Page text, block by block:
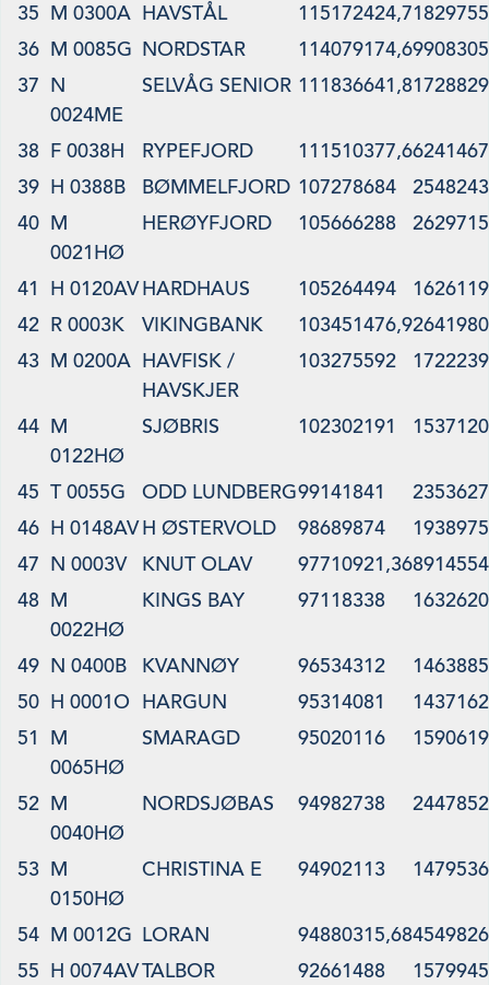
35 M 0300A HAVSTÅL 115172424,7
36 M 0085G NORDSTAR 114079174,6
37 N
0024ME
SELVÅG SENIOR 111836641,8
38 F 0038H RYPEFJORD 111510377,6
39 H 0388B BØMMELFJORD 107278684
40 M
0021HØ
HERØYFJORD 105666288
41 H 0120AVHARDHAUS 105264494
42 R 0003K VIKINGBANK 103451476,9
43 M 0200A HAVFISK /
HAVSKJER
103275592
44 M
0122HØ
SJØBRIS 102302191
45 T 0055G ODD LUNDBERG99141841
46 H 0148AVH ØSTERVOLD 98689874
47 N 0003V KNUT OLAV 97710921,36
48 M
0022HØ
KINGS BAY 97118338
49 N 0400B KVANNØY 96534312
50 H 0001O HARGUN 95314081
51
M
0065HØ
SMARAGD 95020116
52 M
0040HØ
NORDSJØBAS 94982738
53 M
0150HØ
CHRISTINA E 94902113
54 M 0012G LORAN 94880315,68
55 H 0074AVTALBOR 92661488